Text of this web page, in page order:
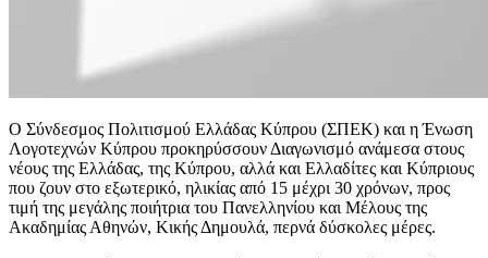
O Σύνδεσμος Πολιτισμού Ελλάδας Κύπρου (ΣΠΕΚ) και η Ένωση
Λογοτεχνών Κύπρου προκηρύσσουν Διαγωνισμό ανάμεσα στους
νέους της Ελλάδας, της Κύπρου, αλλά και Ελλαδίτες και Κύπριους
που ζουν στο εξωτερικό, ηλικίας από 15 μέχρι 30 χρόνων, προς
τιμή της μεγάλης ποιήτρια του Πανελληνίου και Μέλους της
Ακαδημίας Αθηνών, Κικής Δημουλά, περνά δύσκολες μέρες.